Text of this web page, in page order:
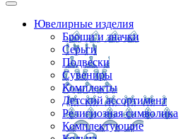
Ювелирные изделия
Броши и значки
Серьги
Подвески
Сувениры
Комплекты
Детский ассортимент
Религиозная символика
Комплектующие